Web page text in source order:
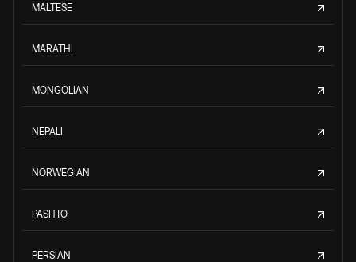
MALTESE
MARATHI
MONGOLIAN
NEPALI
NORWEGIAN
PASHTO
PERSIAN